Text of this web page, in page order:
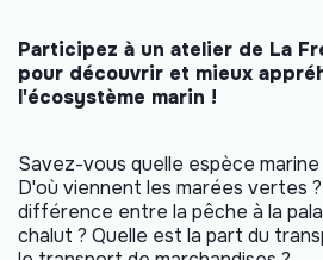
Participez à un atelier de La
pour découvrir et mieux
l'écosystème marin !
Savez-vous quelle espèce
D'où viennent les marées vertes
différence entre la pêche à la
chalut ? Quelle est la part du